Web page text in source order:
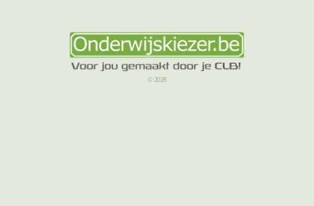
© 2026